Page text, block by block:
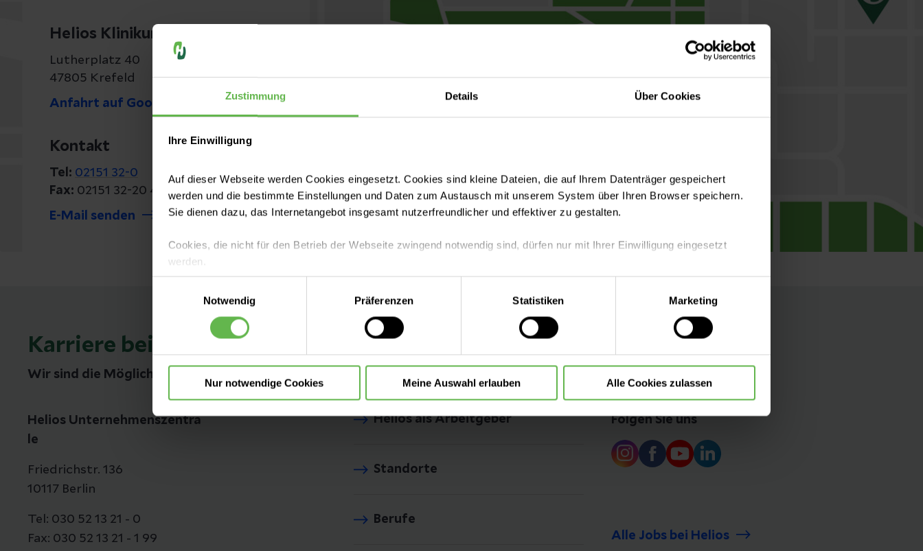
Zustimmung Details Über Cookies
Ihre Einwilligung
Auf dieser Webseite werden Cookies eingesetzt. Cookies sind kleine Dateien, die auf Ihrem Datenträger gespeichert
werden und die bestimmte Einstellungen und Daten zum Austausch mit unserem System über Ihren Browser speichern.
Sie dienen dazu, das Internetangebot insgesamt nutzerfreundlicher und effektiver zu gestalten.
Cookies, die nicht für den Betrieb der Webseite zwingend notwendig sind, dürfen nur mit Ihrer Einwilligung eingesetzt
werden.
Es steht Ihnen frei, unsere Seite mit nur den notwendigen Cookies zu benutzen, eine individuelle Auswahl hinsichtlich der
nicht notwendigen Cookies zu treffen oder durch Auswahl von „Alle Cookies akzeptieren“ in die Verwendung aller Cookies
einzuwilligen. Ihre Auswahlentscheidung können Sie jederzeit ändern oder widerrufen.
Notwendig
Präferenzen Statistiken Marketing
Nur notwendige Cookies Meine Auswahl erlauben Alle Cookies zulassen
Helios Klinikum Krefeld
Lutherplatz 40
47805 Krefeld
Anfahrt auf Google Maps
Kontakt
Tel: 02151 32-0
Fax: 02151 32-20 40
E-Mail senden
Karriere bei Helios
Wir sind die Möglichmacher
Helios Unternehmenszentra
le
Friedrichstr. 136
10117 Berlin
Tel: 030 52 13 21 - 0
Fax: 030 52 13 21 - 1 99
Helios als Arbeitgeber
Standorte
Berufe
Folgen Sie uns
Alle Jobs bei Helios